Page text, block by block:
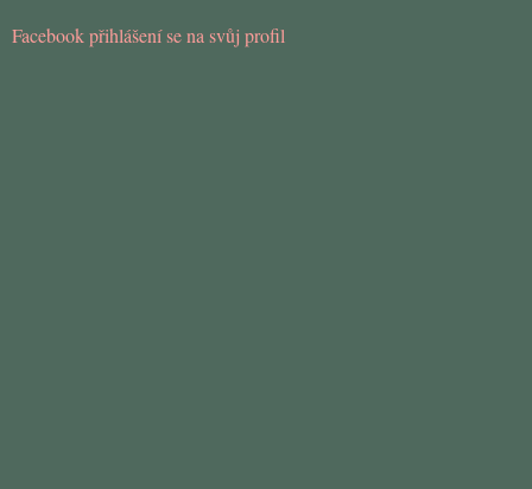
Facebook přihlášení se na svůj profil